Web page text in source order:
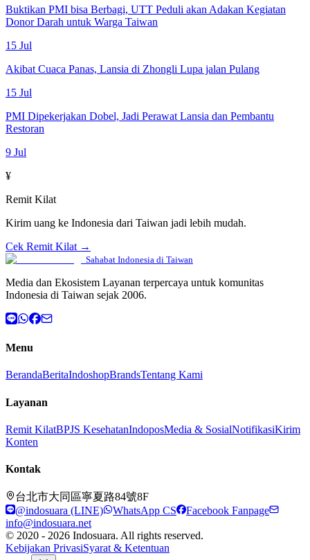
Buktikan PMI bisa Berbagi, UTT Peduli akan Adakan Kegiatan
Donor Darah untuk Warga Taiwan
15 Jul
Akibat Cuaca Panas, Lansia di Zhongli Lupa jalan Pulang
15 Jul
PMI Dipekerjakan Dobel, Jadi Perawat Lansia dan Pembantu
Restoran
9 Jul
¥
Remit Kilat
Kirim uang ke Indonesia dari Taiwan jadi lebih mudah.
Cek Remit Kilat →
Sahabat Indonesia di Taiwan
Media dan Ekosistem Layanan terpercaya untuk komunitas
Indonesia di Taiwan sejak 2006.
Menu
BerandaBeritaIndoshopBrandsTentang Kami
Layanan
Remit KilatBPJS KesehatanIndoposMedia & SosialNotifikasiKirim
Konten
Kontak
台北市大同區寧夏路84號8F
@indosuara (LINE)
WhatsApp CS
Facebook Fanpage
info@indosuara.net
© 2020 - 2026 Indosuara. All rights reserved.
Kebijakan PrivasiSyarat & Ketentuan